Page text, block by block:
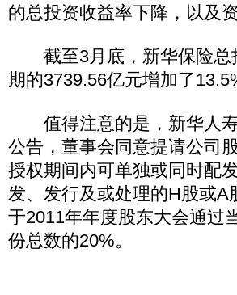
的总投资收益率下降，以及
截至3月底，新华保险总
期的3739.56亿元增加了
值得注意的是，新华人寿
公告，董事会同意提请公司
授权期间内可单独或同时配
发、发行及或处理的H股或
于2011年年度股东大会通过
份总数的20%。